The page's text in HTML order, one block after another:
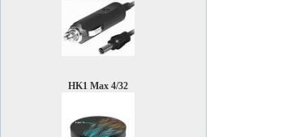
HK1 Max 4/32